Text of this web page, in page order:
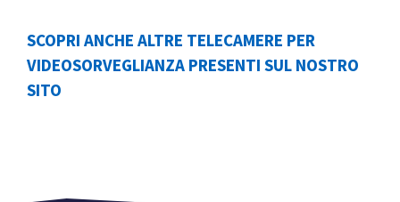
SCOPRI ANCHE ALTRE TELECAMERE PER
VIDEOSORVEGLIANZA PRESENTI SUL NOSTRO
SITO